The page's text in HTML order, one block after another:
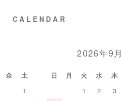
CALENDAR
金
土
1
2026年9月
日 月 火 水 木
1
2 3